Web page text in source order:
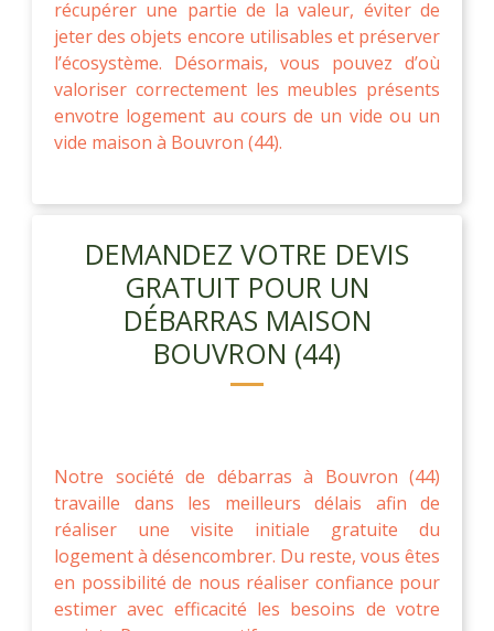
récupérer une partie de la valeur, éviter de
jeter des objets encore utilisables et préserver
l’écosystème. Désormais, vous pouvez d’où
valoriser correctement les meubles présents
envotre logement au cours de un vide ou un
vide maison à Bouvron (44).
DEMANDEZ VOTRE DEVIS
GRATUIT POUR UN
DÉBARRAS MAISON
BOUVRON (44)
Notre société de débarras à Bouvron (44)
travaille dans les meilleurs délais afin de
réaliser une visite initiale gratuite du
logement à désencombrer. Du reste, vous êtes
en possibilité de nous réaliser confiance pour
estimer avec efficacité les besoins de votre